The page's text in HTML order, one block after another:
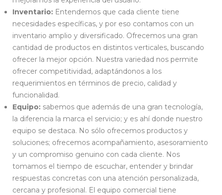
Inventario: Entendemos que cada cliente tiene
necesidades específicas, y por eso contamos con un
inventario amplio y diversificado. Ofrecemos una gran
cantidad de productos en distintos verticales, buscando
ofrecer la mejor opción. Nuestra variedad nos permite
ofrecer competitividad, adaptándonos a los
requerimientos en términos de precio, calidad y
funcionalidad.
Equipo: sabemos que además de una gran tecnología,
la diferencia la marca el servicio; y es ahí donde nuestro
equipo se destaca. No sólo ofrecemos productos y
soluciones; ofrecemos acompañamiento, asesoramiento
y un compromiso genuino con cada cliente. Nos
tomamos el tiempo de escuchar, entender y brindar
respuestas concretas con una atención personalizada,
cercana y profesional. El equipo comercial tiene